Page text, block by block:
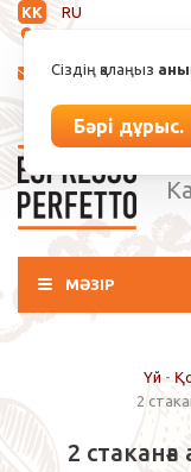
KK
RU
Сіздің қалаңыз
Бәрі дұрыс.
МӘЗІР
Үй-
2
2